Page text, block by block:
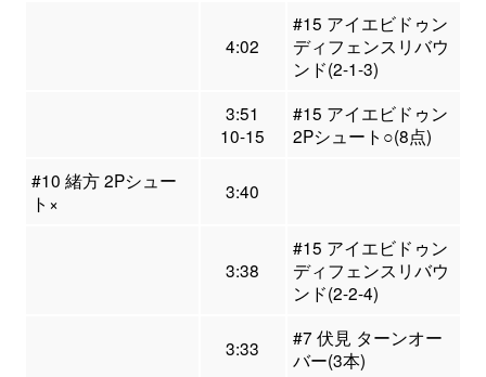
4:02
#15 アイエビドゥン
ディフェンスリバウ
ンド(2-1-3)
3:51
10-15
#15 アイエビドゥン
2Pシュート○(8点)
#10 緒方 2Pシュー
ト×
3:40
3:38
#15 アイエビドゥン
ディフェンスリバウ
ンド(2-2-4)
3:33
#7 伏見 ターンオー
バー(3本)